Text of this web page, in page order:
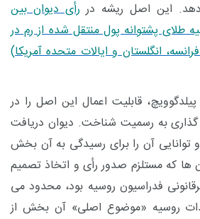
این اصل ریشه در رأی دیوان بین
طلای پشتوانه پول منتقل شده از رم در
فرانسه، انگلستان و ایالات متحده آمریکا)
قابلیت اعمال این اصل را در
به رسمیت شناخت. دیوان دریافت
آن را برای رسیدگی به آن بخش
ها که مستلزم صدور رأی و اتخاذ تصمیم
فدراسیون روسیه بود، محدود می
روسیه «موضوع اصلی» آن بخش از